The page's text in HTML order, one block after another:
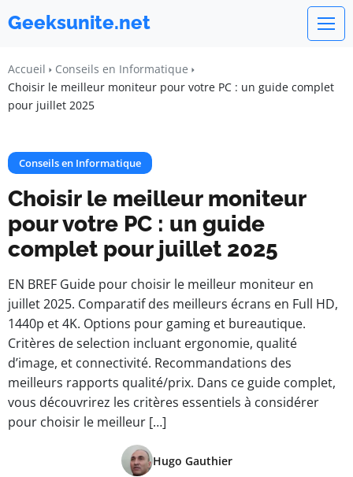
Geeksunite.net
Accueil
Conseils en Informatique
Choisir le meilleur moniteur pour votre PC : un guide complet
pour juillet 2025
Conseils en Informatique
Choisir le meilleur moniteur
pour votre PC : un guide
complet pour juillet 2025
EN BREF Guide pour choisir le meilleur moniteur en
juillet 2025. Comparatif des meilleurs écrans en Full HD,
1440p et 4K. Options pour gaming et bureautique.
Critères de selection incluant ergonomie, qualité
d’image, et connectivité. Recommandations des
meilleurs rapports qualité/prix. Dans ce guide complet,
vous découvrirez les critères essentiels à considérer
pour choisir le meilleur […]
Hugo Gauthier